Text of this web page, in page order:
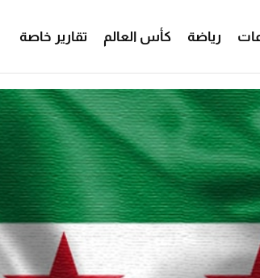
رياضة كأس العالم تقارير خاصة